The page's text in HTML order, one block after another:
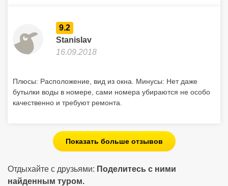
9.2
Stanislav
16.09.2018
Плюсы: Расположение, вид из окна. Минусы: Нет даже
бутылки воды в номере, сами номера убираются не особо
качественно и требуют ремонта.
Показать больше отзывов
Отдыхайте с друзьями: Поделитесь с ними
найденным туром.